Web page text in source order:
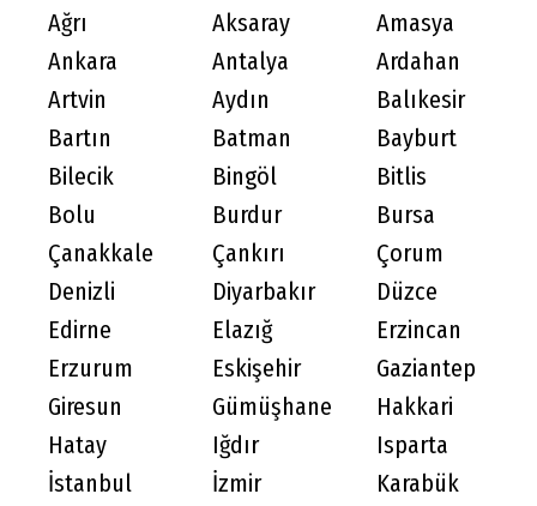
Ağrı
Aksaray
Amasya
Ankara
Antalya
Ardahan
Artvin
Aydın
Balıkesir
Bartın
Batman
Bayburt
Bilecik
Bingöl
Bitlis
Bolu
Burdur
Bursa
Çanakkale
Çankırı
Çorum
Denizli
Diyarbakır
Düzce
Edirne
Elazığ
Erzincan
Erzurum
Eskişehir
Gaziantep
Giresun
Gümüşhane
Hakkari
Hatay
Iğdır
Isparta
İstanbul
İzmir
Karabük